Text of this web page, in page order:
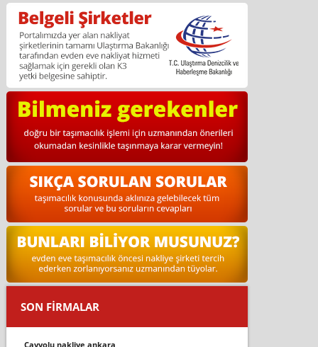
SON FİRMALAR
çayyolu nakli̇ye ankara